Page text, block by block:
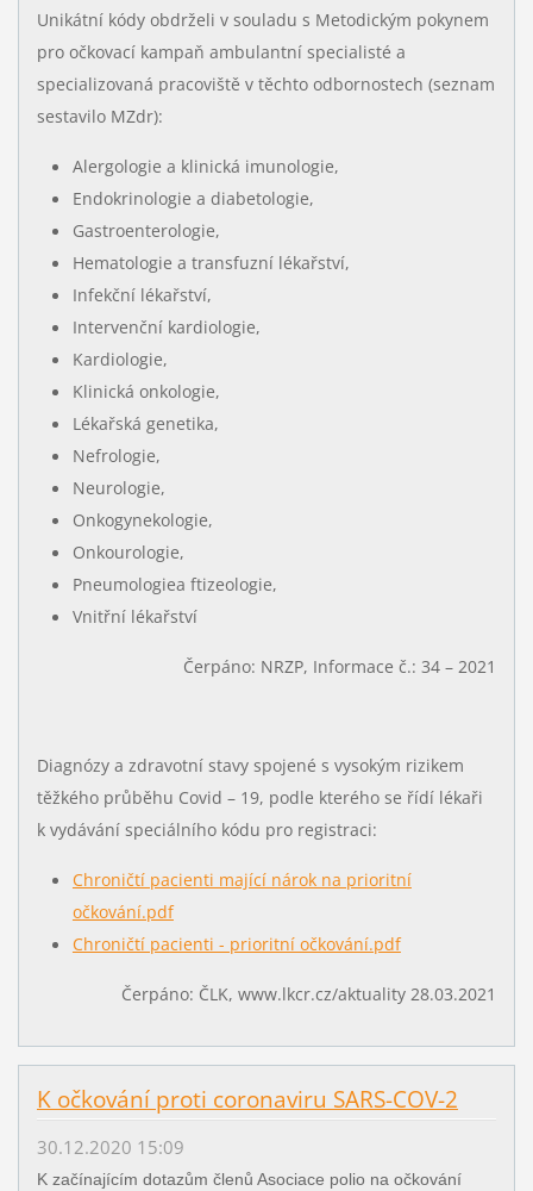
Unikátní kódy obdrželi v souladu s Metodickým pokynem
pro očkovací kampaň ambulantní specialisté a
specializovaná pracoviště v těchto odbornostech (seznam
sestavilo MZdr):
Alergologie a klinická imunologie,
Endokrinologie a diabetologie,
Gastroenterologie,
Hematologie a transfuzní lékařství,
Infekční lékařství,
Intervenční kardiologie,
Kardiologie,
Klinická onkologie,
Lékařská genetika,
Nefrologie,
Neurologie,
Onkogynekologie,
Onkourologie,
Pneumologiea ftizeologie,
Vnitřní lékařství
Čerpáno: NRZP, Informace č.: 34 – 2021
Diagnózy a zdravotní stavy spojené s vysokým rizikem
těžkého průběhu Covid – 19, podle kterého se řídí lékaři
k vydávání speciálního kódu pro registraci:
Chroničtí pacienti mající nárok na prioritní
očkování.pdf
Chroničtí pacienti - prioritní očkování.pdf
Čerpáno: ČLK, www.lkcr.cz/aktuality 28.03.2021
K očkování proti coronaviru SARS-COV-2
30.12.2020 15:09
K začínajícím dotazům členů Asociace polio na očkování